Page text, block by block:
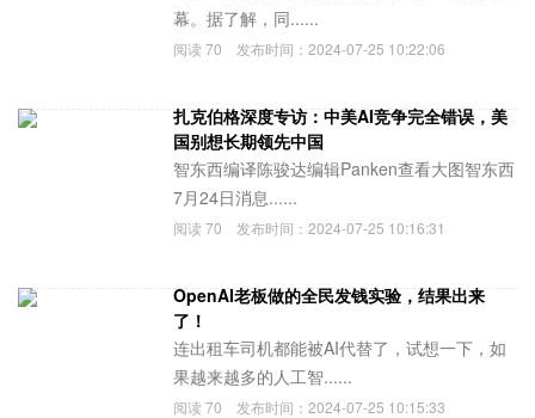
幕。据了解，同......
阅读70 发布时间：2024-07-25 10:22:06
扎克伯格深度专访：中美AI竞争完全错误，美
国别想长期领先中国
智东西编译陈骏达编辑Panken查看大图智东西
7月24日消息......
阅读70 发布时间：2024-07-25 10:16:31
OpenAI老板做的全民发钱实验，结果出来
了！
连出租车司机都能被AI代替了，试想一下，如
果越来越多的人工智......
阅读70 发布时间：2024-07-25 10:15:33